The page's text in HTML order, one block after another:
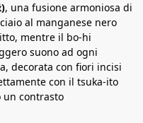
, una fusione armoniosa di
al manganese nero
mentre il bo-hi
suono ad ogni
decorata con fiori incisi
con il tsuka-ito
un contrasto